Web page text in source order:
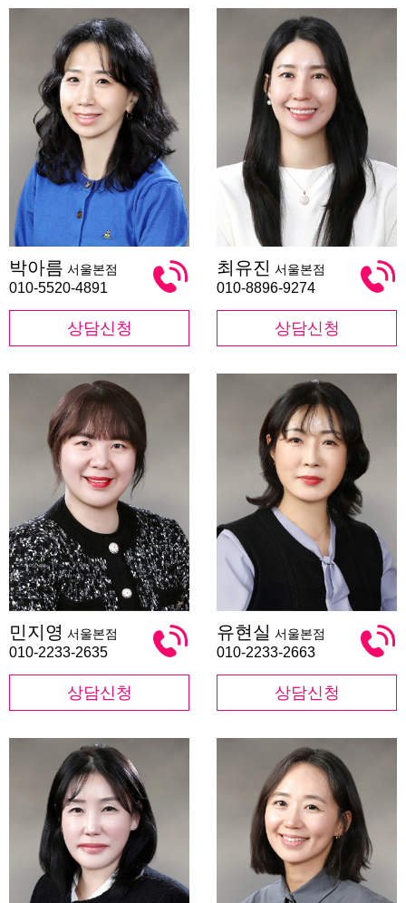
아
름
박아름 서울본점
010-5520-4891
상담신청
유
진
최유진 서울본점
010-8896-9274
상담신청
지
영
민지영 서울본점
010-2233-2635
상담신청
현
실
유현실 서울본점
010-2233-2663
상담신청